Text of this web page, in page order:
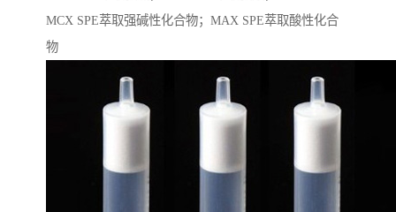
MCX SPE萃取强碱性化合物；MAX SPE萃取酸性化合
物